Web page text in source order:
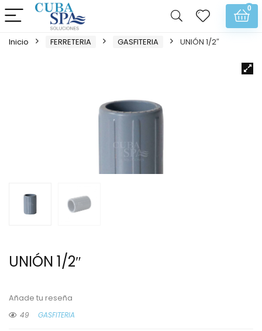
0
Inicio FERRETERIA GASFITERIA UNIÓN 1/2″
UNIÓN 1/2″
Añade tu reseña
49
GASFITERIA